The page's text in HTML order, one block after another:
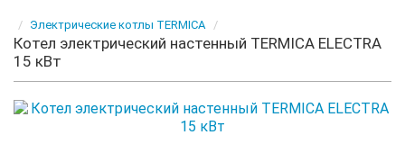
Электрические котлы TERMICA
Котел электрический настенный TERMICA ELECTRA
15 кВт